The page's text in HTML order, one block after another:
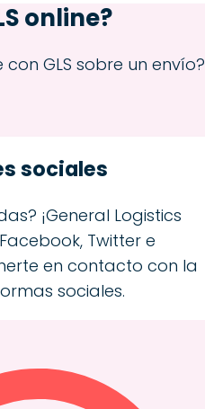
online?
GLS sobre un envío?
sociales
¡General Logistics
Twitter e
en contacto con la
sociales.